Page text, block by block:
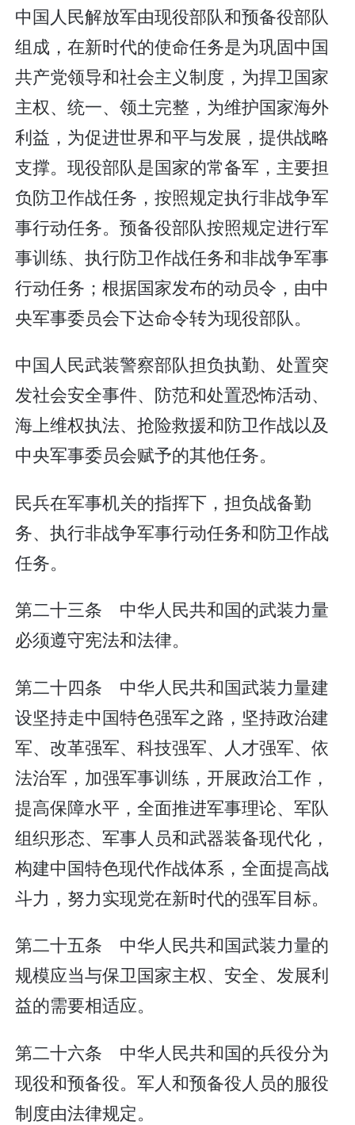
中国人民解放军由现役部队和预备役部队
组成，在新时代的使命任务是为巩固中国
共产党领导和社会主义制度，为捍卫国家
主权、统一、领土完整，为维护国家海外
利益，为促进世界和平与发展，提供战略
支撑。现役部队是国家的常备军，主要担
负防卫作战任务，按照规定执行非战争军
事行动任务。预备役部队按照规定进行军
事训练、执行防卫作战任务和非战争军事
行动任务；根据国家发布的动员令，由中
央军事委员会下达命令转为现役部队。
中国人民武装警察部队担负执勤、处置突
发社会安全事件、防范和处置恐怖活动、
海上维权执法、抢险救援和防卫作战以及
中央军事委员会赋予的其他任务。
民兵在军事机关的指挥下，担负战备勤
务、执行非战争军事行动任务和防卫作战
任务。
第二十三条 中华人民共和国的武装力量
必须遵守宪法和法律。
第二十四条 中华人民共和国武装力量建
设坚持走中国特色强军之路，坚持政治建
军、改革强军、科技强军、人才强军、依
法治军，加强军事训练，开展政治工作，
提高保障水平，全面推进军事理论、军队
组织形态、军事人员和武器装备现代化，
构建中国特色现代作战体系，全面提高战
斗力，努力实现党在新时代的强军目标。
第二十五条 中华人民共和国武装力量的
规模应当与保卫国家主权、安全、发展利
益的需要相适应。
第二十六条 中华人民共和国的兵役分为
现役和预备役。军人和预备役人员的服役
制度由法律规定。